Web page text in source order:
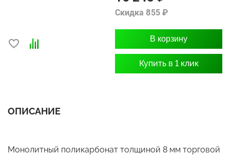
Скидка 855 ₽
В корзину
Купить в 1 клик
ОПИСАНИЕ
Монолитный поликарбонат толщиной 8 мм торговой